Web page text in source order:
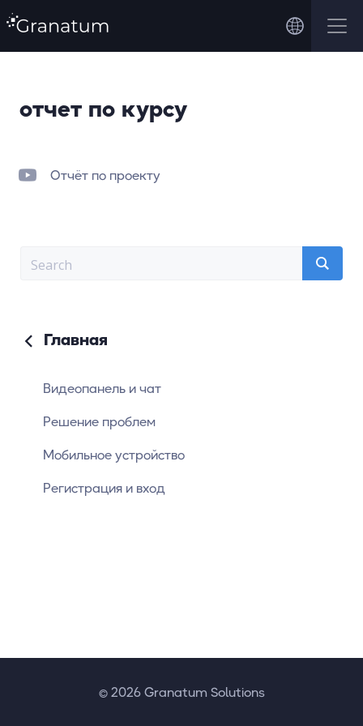
отчет по курсу
Отчёт по проекту
Главная
Видеопанель и чат
Решение проблем
Мобильное устройство
Регистрация и вход
© 2026 Granatum Solutions